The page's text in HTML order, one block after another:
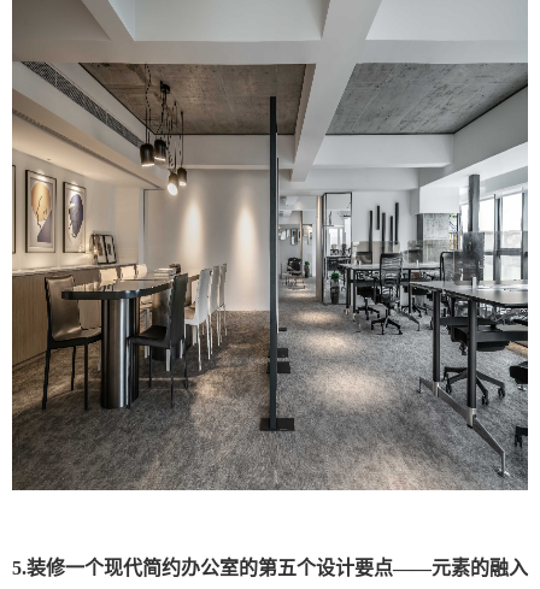
5.装修一个现代简约办公室的第五个设计要点——元素的融入